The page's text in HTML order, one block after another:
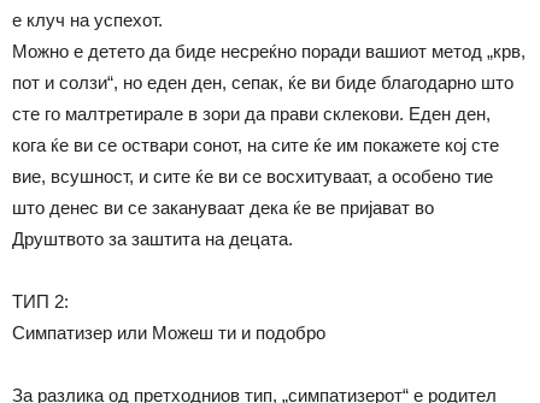
е клуч на успехот.
Можно е детето да биде несреќно поради вашиот метод „крв,
пот и солзи“, но еден ден, сепак, ќе ви биде благодарно што
сте го малтретирале в зори да прави склекови. Еден ден,
кога ќе ви се оствари сонот, на сите ќе им покажете кој сте
вие, всушност, и сите ќе ви се восхитуваат, а особено тие
што денес ви се закануваат дека ќе ве пријават во
Друштвото за заштита на децата.
ТИП 2:
Симпатизер или Можеш ти и подобро
За разлика од претходниов тип, „симпатизерот“ е родител